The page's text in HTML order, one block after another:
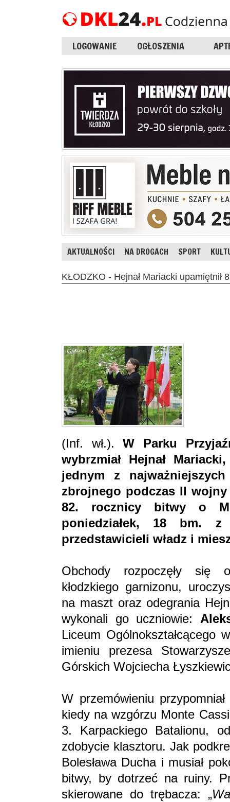
LOGOWANIE OGŁOSZENIA
AKTUALNOŚCI NA DROGACH SPORT
KŁODZKO - Hejnał Mariacki
(Inf. wł.).W Parku
wybrzmiał Hejnał
jednym z
zbrojnego podczas II
82. rocznicy bitwy o
poniedziałek, 18 bm. z
przedstawicieli władz i
Obchody rozpoczęły się
kłodzkiego garnizonu,
na maszt oraz odegrania
wykonali go uczniowie:
Liceum Ogólnokształcącego
imieniu prezesa
Górskich Wojciecha
W przemówieniu
kiedy na wzgórzu Monte
3. Karpackiego Batalionu,
zdobycie klasztoru. Jak
Bolesława Ducha i musiał
bitwy, by dotrzeć na ruiny.
skierowane do trębacza: „